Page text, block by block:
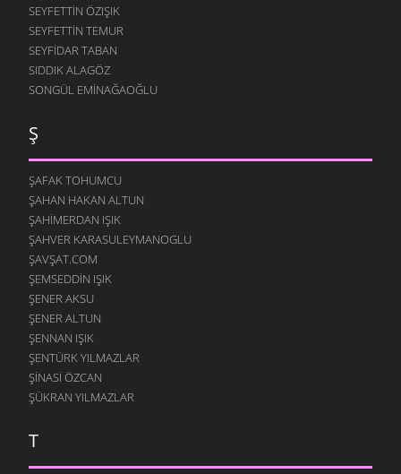
SEYFETTIN ÖZIŞIK
SEYFETTIN TEMUR
SEYFIDAR TABAN
SIDDIK ALAGÖZ
SONGÜL EMINAĞAOĞLU
Ş
ŞAFAK TOHUMCU
ŞAHAN HAKAN ALTUN
ŞAHIMERDAN IŞIK
ŞAHVER KARASULEYMANOGLU
ŞAVŞAT.COM
ŞEMSEDDIN IŞIK
ŞENER AKSU
ŞENER ALTUN
ŞENNAN IŞIK
ŞENTÜRK YILMAZLAR
ŞINASI ÖZCAN
ŞÜKRAN YILMAZLAR
T